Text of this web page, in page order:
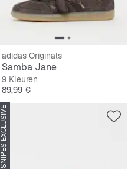
adidas Originals
Samba Jane
9 Kleuren
Prijs
89,99 €
SNIPES EXCLUSIVE